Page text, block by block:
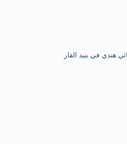
هندي في بنيد القار